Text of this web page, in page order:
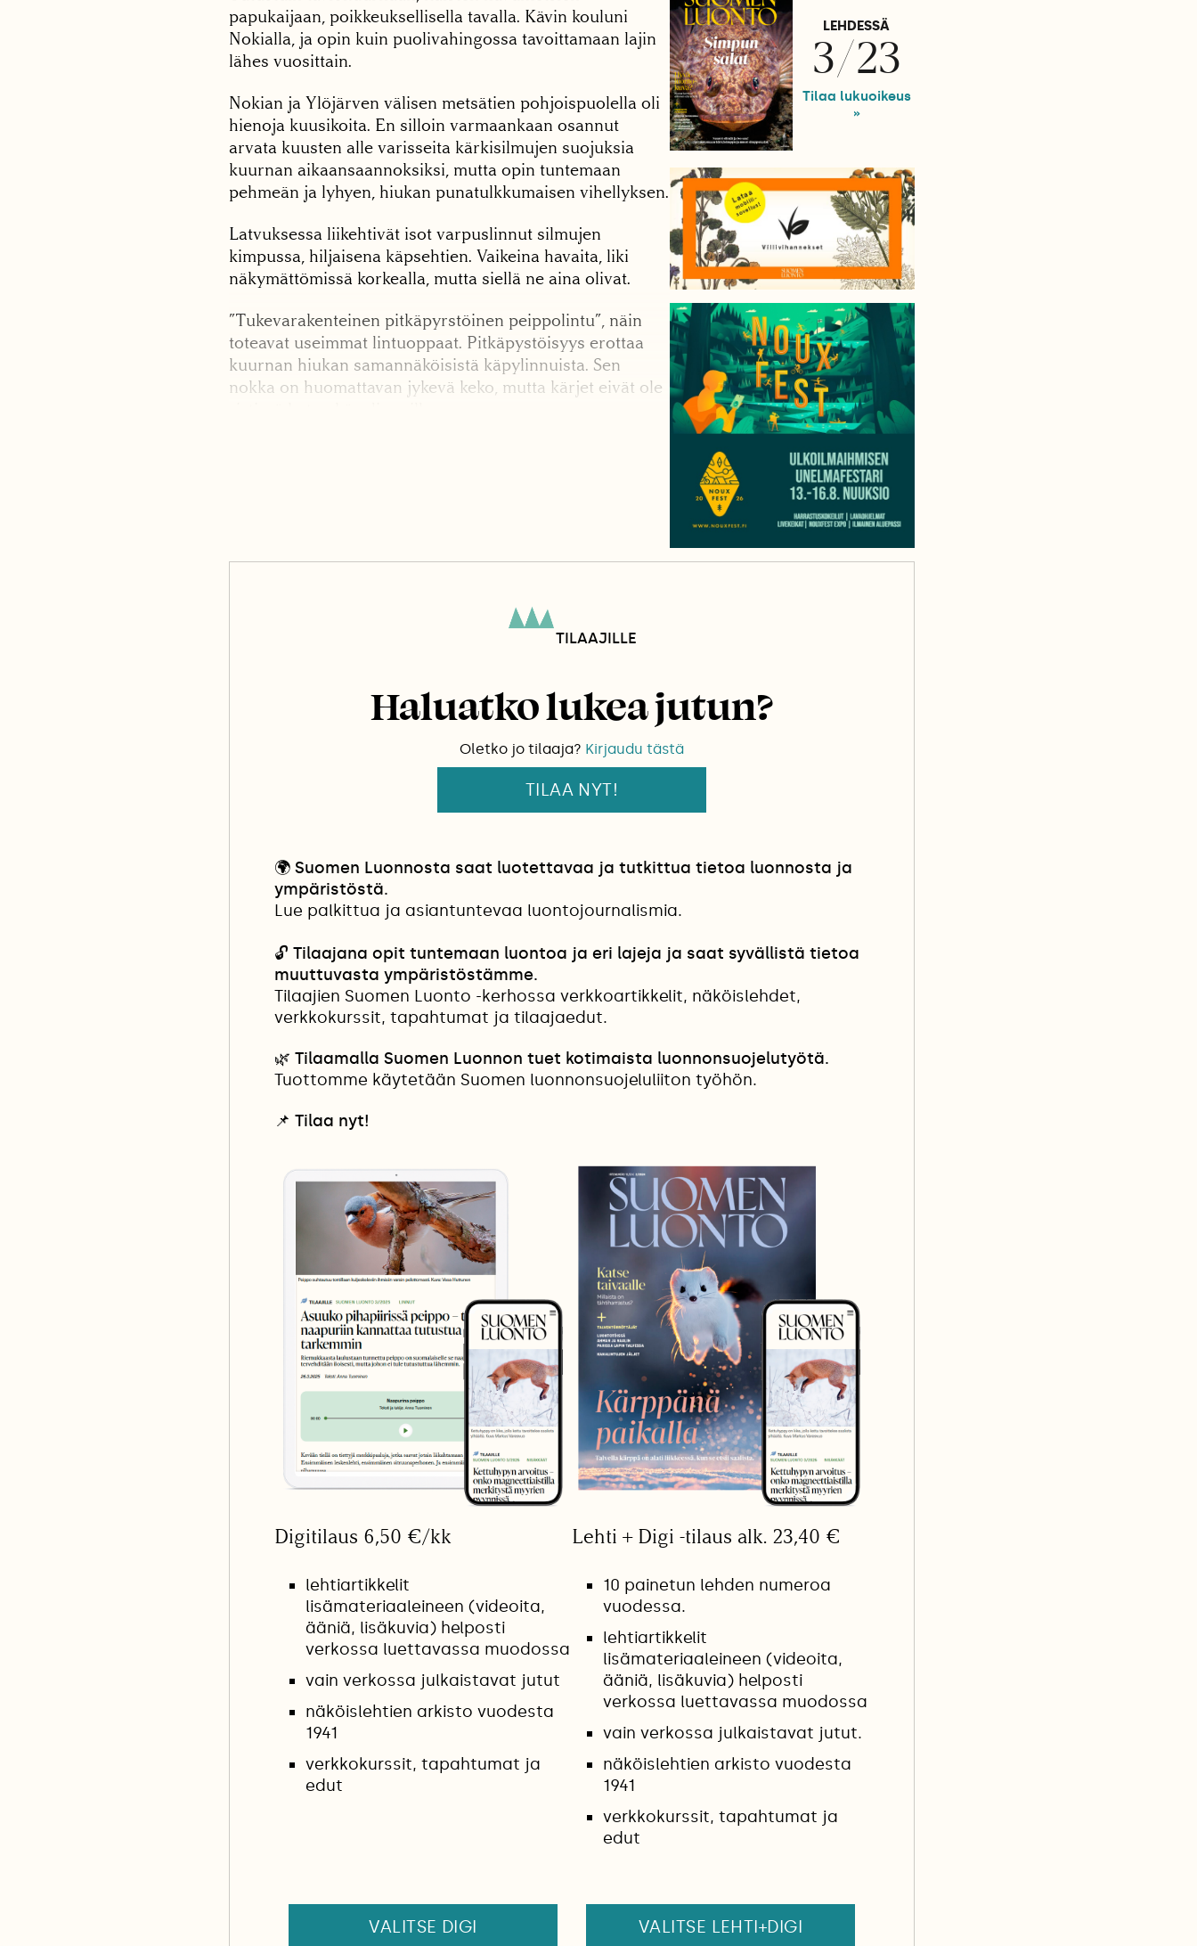
LEHDESSÄ
3/23
Tilaa lukuoikeus
»
papukaijaan, poikkeuksellisella tavalla. Kävin kouluni
Nokialla, ja opin kuin puolivahingossa tavoittamaan lajin
lähes vuosittain.
Nokian ja Ylöjärven välisen metsätien pohjoispuolella oli
hienoja kuusikoita. En silloin varmaankaan osannut
arvata kuusten alle varisseita kärkisilmujen suojuksia
kuurnan aikaansaannoksiksi, mutta opin tuntemaan
pehmeän ja lyhyen, hiukan punatulkkumaisen vihellyksen.
Latvuksessa liikehtivät isot varpuslinnut silmujen
kimpussa, hiljaisena käpsehtien. Vaikeina havaita, liki
näkymättömissä korkealla, mutta siellä ne aina olivat.
”Tukevarakenteinen pitkäpyrstöinen peippolintu”, näin
toteavat useimmat lintuoppaat. Pitkäpystöisyys erottaa
kuurnan hiukan samannäköisistä käpylinnuista. Sen
nokka on huomattavan jykevä keko, mutta kärjet eivät ole
TILAAJILLE
Haluatko lukea jutun?
Oletko jo tilaaja? Kirjaudu tästä
TILAA NYT!
🌍 Suomen Luonnosta saat luotettavaa ja tutkittua tietoa luonnosta ja
ympäristöstä.
Lue palkittua ja asiantuntevaa luontojournalismia.
🔓 Tilaajana opit tuntemaan luontoa ja eri lajeja ja saat syvällistä tietoa
muuttuvasta ympäristöstämme.
Tilaajien Suomen Luonto -kerhossa verkkoartikkelit, näköislehdet,
verkkokurssit, tapahtumat ja tilaajaedut.
🌿 Tilaamalla Suomen Luonnon tuet kotimaista luonnonsuojelutyötä.
Tuottomme käytetään Suomen luonnonsuojeluliiton työhön.
📌 Tilaa nyt!
Digitilaus 6,50 €/kk
lehtiartikkelit
lisämateriaaleineen (videoita,
ääniä, lisäkuvia) helposti
verkossa luettavassa muodossa
vain verkossa julkaistavat jutut
näköislehtien arkisto vuodesta
1941
verkkokurssit, tapahtumat ja
edut
VALITSE DIGI
Lehti + Digi -tilaus alk. 23,40 €
10 painetun lehden numeroa
vuodessa.
lehtiartikkelit
lisämateriaaleineen (videoita,
ääniä, lisäkuvia) helposti
verkossa luettavassa muodossa
vain verkossa julkaistavat jutut.
näköislehtien arkisto vuodesta
1941
verkkokurssit, tapahtumat ja
edut
VALITSE LEHTI+DIGI